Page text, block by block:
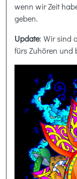
wenn wir Zeit
geben.
Update: Wir sind
fürs Zuhören und